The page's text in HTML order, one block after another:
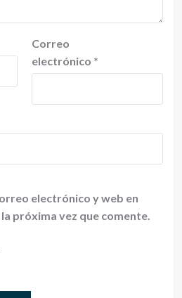
Correo
electrónico *
electrónico y web en
próxima vez que comente.